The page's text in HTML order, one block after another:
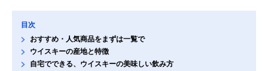
目次
おすすめ・人気商品をまずは一覧で
ウイスキーの産地と特徴
自宅でできる、ウイスキーの美味しい飲み方